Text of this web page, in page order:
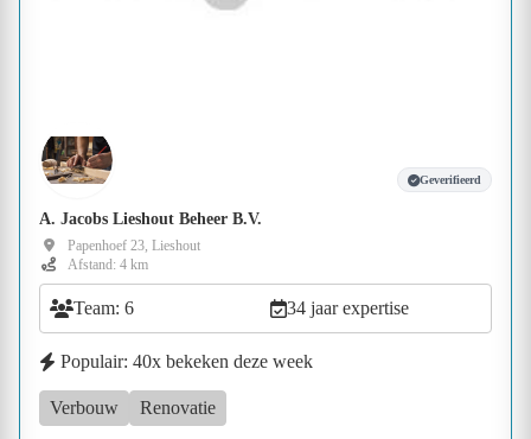
Geverifieerd
A. Jacobs Lieshout Beheer B.V.
Papenhoef 23, Lieshout
Afstand: 4 km
Team: 6 34 jaar expertise
Populair: 40x bekeken deze week
Verbouw Renovatie